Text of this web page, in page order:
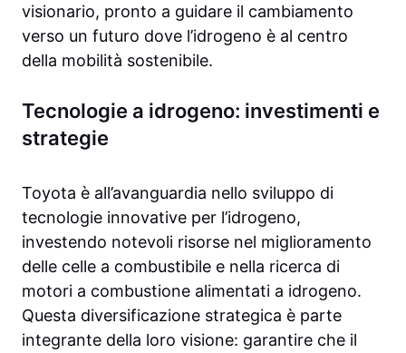
visionario, pronto a guidare il cambiamento
verso un futuro dove l’idrogeno è al centro
della mobilità sostenibile.
Tecnologie a idrogeno: investimenti e
strategie
Toyota è all’avanguardia nello sviluppo di
tecnologie innovative per l’idrogeno,
investendo notevoli risorse nel miglioramento
delle celle a combustibile e nella ricerca di
motori a combustione alimentati a idrogeno.
Questa diversificazione strategica è parte
integrante della loro visione: garantire che il